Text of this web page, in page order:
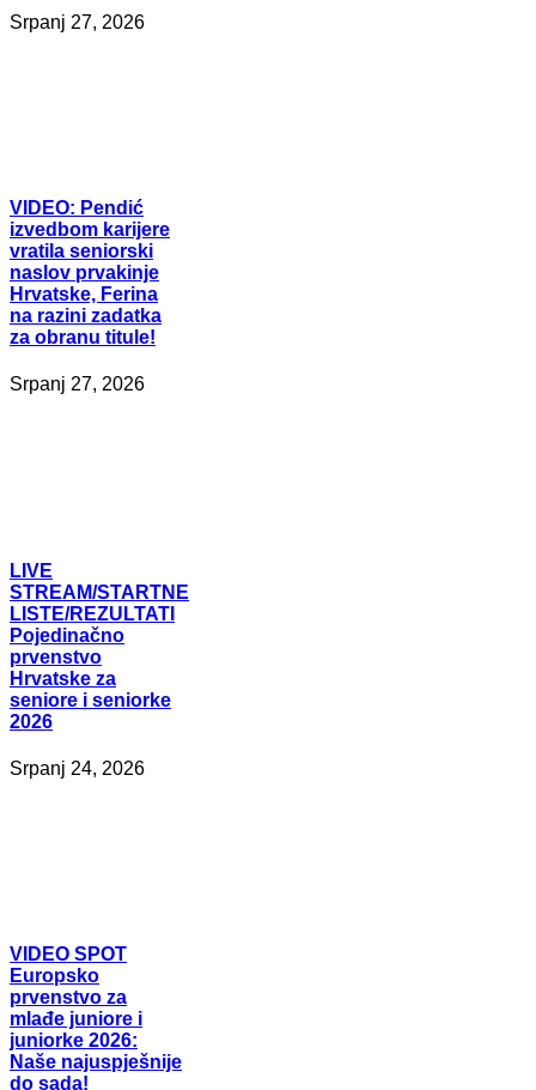
Srpanj 27, 2026
VIDEO: Pendić
izvedbom karijere
vratila seniorski
naslov prvakinje
Hrvatske, Ferina
na razini zadatka
za obranu titule!
Srpanj 27, 2026
LIVE
STREAM/STARTNE
LISTE/REZULTATI
Pojedinačno
prvenstvo
Hrvatske za
seniore i seniorke
2026
Srpanj 24, 2026
VIDEO SPOT
Europsko
prvenstvo za
mlađe juniore i
juniorke 2026:
Naše najuspješnije
do sada!